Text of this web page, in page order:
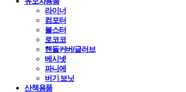
라이너
컴포터
볼스터
로코코
핸들커버/글러브
베시넷
파니에
버기 보닛
산책용품